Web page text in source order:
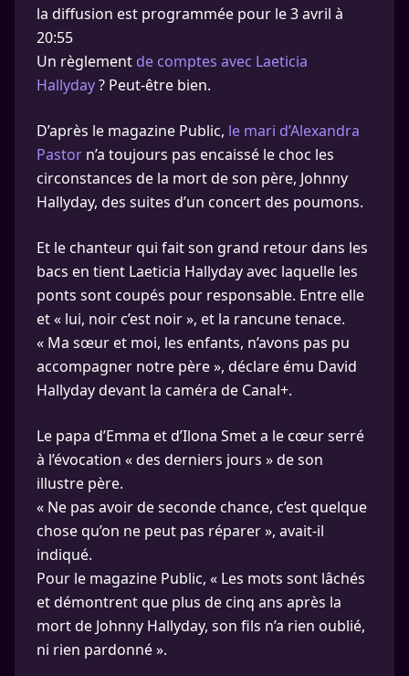
la diffusion est programmée pour le 3 avril à
20:55
Un règlement de comptes avec Laeticia
Hallyday? Peut-être bien.
D’après le magazine Public, le mari d’Alexandra
Pastor n’a toujours pas encaissé le choc les
circonstances de la mort de son père, Johnny
Hallyday, des suites d’un concert des poumons.
Et le chanteur qui fait son grand retour dans les
bacs en tient Laeticia Hallyday avec laquelle les
ponts sont coupés pour responsable. Entre elle
et « lui, noir c’est noir », et la rancune tenace.
« Ma sœur et moi, les enfants, n’avons pas pu
accompagner notre père », déclare ému David
Hallyday devant la caméra de Canal+.
Le papa d’Emma et d’Ilona Smet a le cœur serré
à l’évocation « des derniers jours » de son
illustre père.
« Ne pas avoir de seconde chance, c’est quelque
chose qu’on ne peut pas réparer », avait-il
indiqué.
Pour le magazine Public, « Les mots sont lâchés
et démontrent que plus de cinq ans après la
mort de Johnny Hallyday, son fils n’a rien oublié,
ni rien pardonné ».